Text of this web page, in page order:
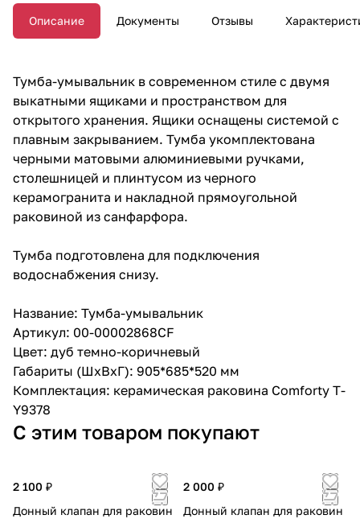
Описание Документы Отзывы
Тумба-умывальник в современном стиле с двумя
выкатными ящиками и пространством для
открытого хранения. Ящики оснащены системой с
плавным закрыванием. Тумба укомплектована
черными матовыми алюминиевыми ручками,
столешницей и плинтусом из черного
керамогранита и накладной прямоугольной
раковиной из санфарфора.
Тумба подготовлена для подключения
водоснабжения снизу.
Название: Тумба-умывальник
Артикул: 00-00002868CF
Цвет: дуб темно-коричневый
Габариты (ШхВхГ): 905*685*520 мм
Комплектация: керамическая раковина Comforty T-
Y9378
С этим товаром покупают
2 100 ₽
Донный клапан для раковин
2 000 ₽
Донный клапан для раковин